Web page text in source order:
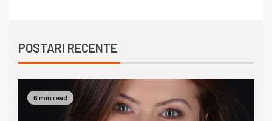
POSTARI RECENTE
6 min read